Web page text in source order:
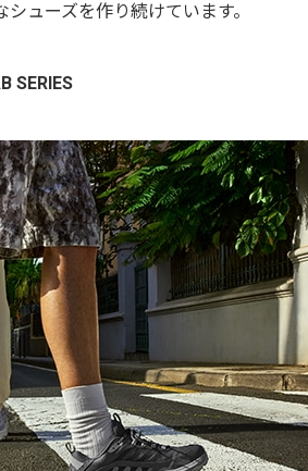
ューズを作り続けています。
SERIES